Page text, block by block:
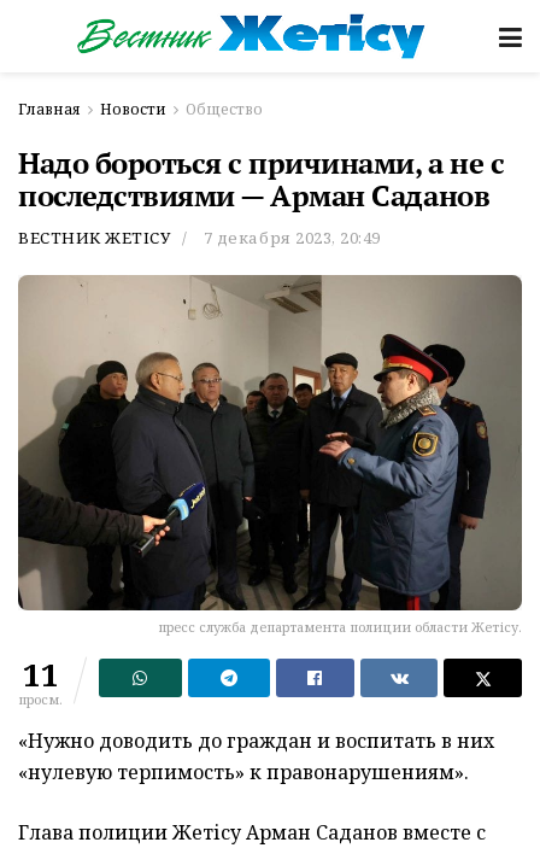
Главная Новости Общество
Надо бороться с причинами, а не с
последствиями — Арман Саданов
ВЕСТНИК ЖЕТІСУ 7 декабря 2023, 20:49
пресс служба департамента полиции области Жетісу.
11
просм.
«Нужно доводить до граждан и воспитать в них
«нулевую терпимость» к правонарушениям».
Глава полиции Жетісу Арман Саданов вместе с